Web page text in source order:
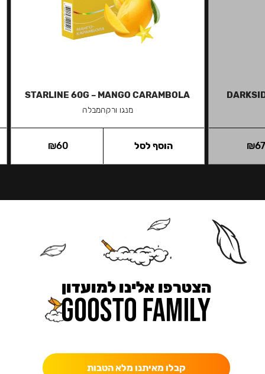
₪
STARLINE 60G – MANGO CARAMBOLA
מנגו ורקהמבלה
₪60 הוסף לסל
הצטרפו אלינו למועדון
קבלו מאיתנו מלא הטבות